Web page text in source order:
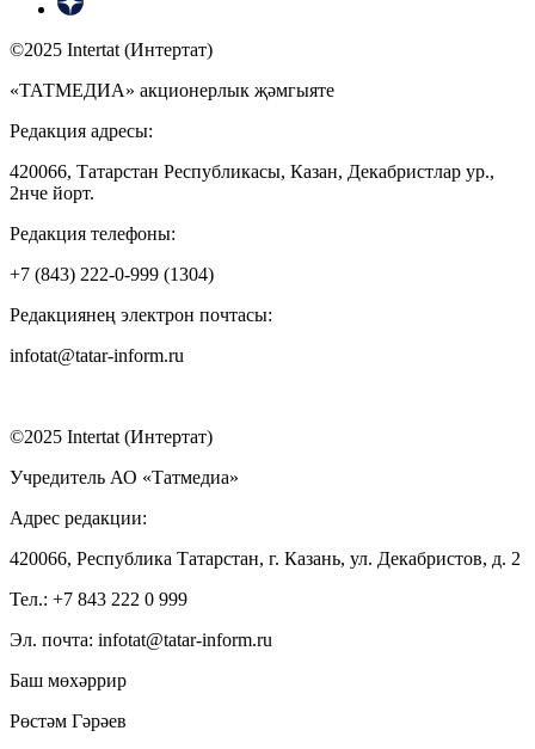
©2025 Intertat (Интертат)
«ТАТМЕДИА» акционерлык җәмгыяте
Редакция адресы:
420066, Татарстан Республикасы, Казан, Декабристлар ур.,
2нче йорт.
Редакция телефоны:
+7 (843) 222-0-999 (1304)
Редакциянең электрон почтасы:
infotat@tatar-inform.ru
©2025 Intertat (Интертат)
Учредитель АО «Татмедиа»
Адрес редакции:
420066, Республика Татарстан, г. Казань, ул. Декабристов, д. 2
Тел.: +7 843 222 0 999
Эл. почта: infotat@tatar-inform.ru
Баш мөхәррир
Рөстәм Гәрәев